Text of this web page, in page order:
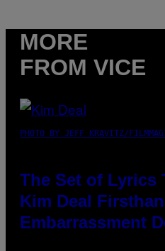
MORE
FROM VICE
PHOTO BY JEFF KRAVITZ/
The Set of Lyrics
Kim Deal
Embarrassment